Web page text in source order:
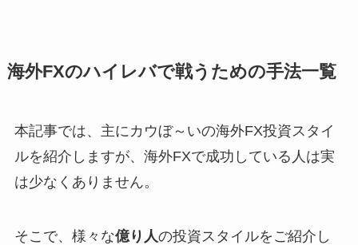
海外FXのハイレバで戦うための手法一覧
本記事では、主にカウぼ～いの海外FX投資スタイ
ルを紹介しますが、海外FXで成功している人は実
は少なくありません。
そこで、様々な億り人の投資スタイルをご紹介し